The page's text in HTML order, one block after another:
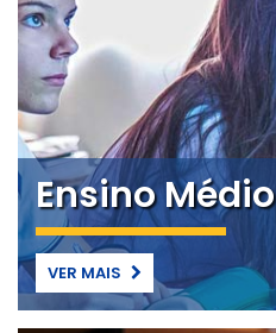
Ensino Médio
VER MAIS